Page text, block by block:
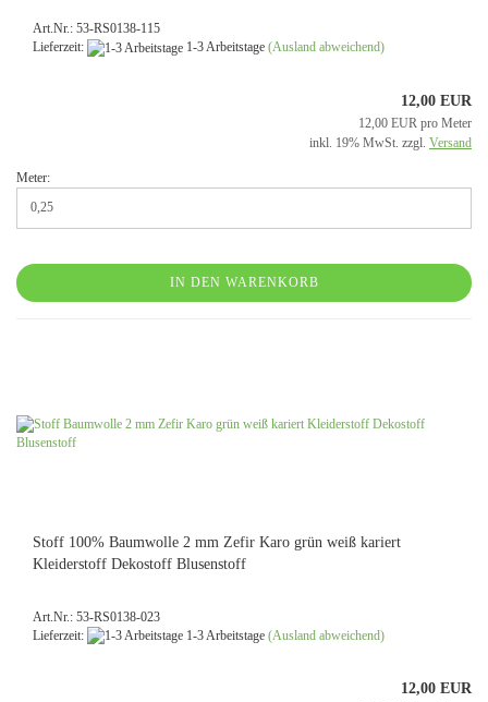
Art.Nr.: 53-RS0138-115
Lieferzeit:
1-3 Arbeitstage (Ausland abweichend)
12,00 EUR
12,00 EUR pro Meter
inkl. 19% MwSt. zzgl. Versand
Meter:
IN DEN WARENKORB
Stoff 100% Baumwolle 2 mm Zefir Karo grün weiß kariert
Kleiderstoff Dekostoff Blusenstoff
Art.Nr.: 53-RS0138-023
Lieferzeit:
1-3 Arbeitstage (Ausland abweichend)
12,00 EUR